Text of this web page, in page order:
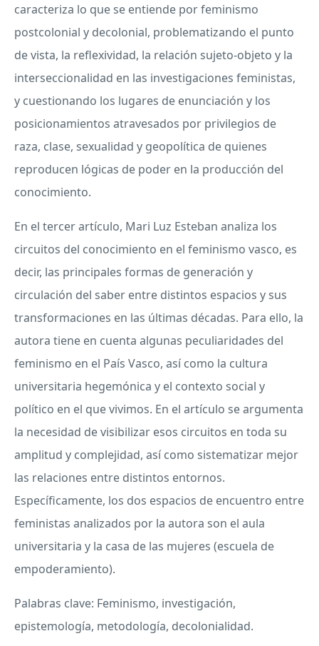
caracteriza lo que se entiende por feminismo
postcolonial y decolonial, problematizando el punto
de vista, la reflexividad, la relación sujeto-objeto y la
interseccionalidad en las investigaciones feministas,
y cuestionando los lugares de enunciación y los
posicionamientos atravesados por privilegios de
raza, clase, sexualidad y geopolítica de quienes
reproducen lógicas de poder en la producción del
conocimiento.
En el tercer artículo, Mari Luz Esteban analiza los
circuitos del conocimiento en el feminismo vasco, es
decir, las principales formas de generación y
circulación del saber entre distintos espacios y sus
transformaciones en las últimas décadas. Para ello, la
autora tiene en cuenta algunas peculiaridades del
feminismo en el País Vasco, así como la cultura
universitaria hegemónica y el contexto social y
político en el que vivimos. En el artículo se argumenta
la necesidad de visibilizar esos circuitos en toda su
amplitud y complejidad, así como sistematizar mejor
las relaciones entre distintos entornos.
Específicamente, los dos espacios de encuentro entre
feministas analizados por la autora son el aula
universitaria y la casa de las mujeres (escuela de
empoderamiento).
Palabras clave: Feminismo, investigación,
epistemología, metodología, decolonialidad.